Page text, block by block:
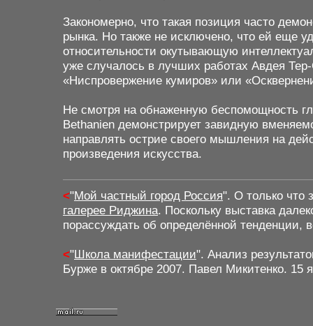
Закономерно, что такая позиция часто
рынка. Но также не исключено, что ей еще
относительности окутывающую
уже случалось в лучших работах Авдея
«Ниспровержение кумиров» или
Не смотря на обнаженную беспомощность
Bethanien демонстрирует завидную
направлять острие своего мышления на
произведения искусства.
<"Мой частный город Россия". О только
галерее Риджина. Поскольку выставка
порассуждать об определённой
<"Школа манифестации". Анализ
Бурже в октябре 2007. Павел Микитенко. 15